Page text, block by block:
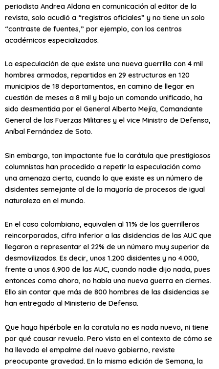
periodista Andrea Aldana en comunicación al editor de la
revista, solo acudió a “registros oficiales” y no tiene un solo
“contraste de fuentes,” por ejemplo, con los centros
académicos especializados.
La especulación de que existe una nueva guerrilla con 4 mil
hombres armados, repartidos en 29 estructuras en 120
municipios de 18 departamentos, en camino de llegar en
cuestión de meses a 8 mil y bajo un comando unificado, ha
sido desmentida por el General Alberto Mejía, Comandante
General de las Fuerzas Militares y el vice Ministro de Defensa,
Aníbal Fernández de Soto.
Sin embargo, tan impactante fue la carátula que prestigiosos
columnistas han procedido a repetir la especulación como
una amenaza cierta, cuando lo que existe es un número de
disidentes semejante al de la mayoría de procesos de igual
naturaleza en el mundo.
En el caso colombiano, equivalen al 11% de los guerrilleros
reincorporados, cifra inferior a las disidencias de las AUC que
llegaron a representar el 22% de un número muy superior de
desmovilizados. Es decir, unos 1.200 disidentes y no 4.000,
frente a unos 6.900 de las AUC, cuando nadie dijo nada, pues
entonces como ahora, no había una nueva guerra en ciernes.
Ello sin contar que más de 800 hombres de las disidencias se
han entregado al Ministerio de Defensa.
Que haya hipérbole en la caratula no es nada nuevo, ni tiene
por qué causar revuelo. Pero vista en el contexto de cómo se
ha llevado el empalme del nuevo gobierno, reviste
preocupante gravedad. En la misma edición de Semana, la